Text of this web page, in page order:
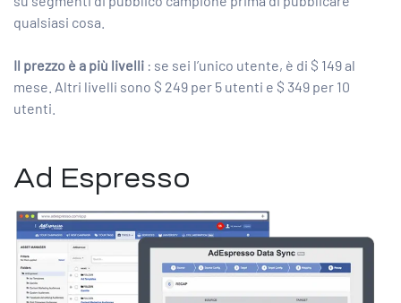
qualsiasi cosa.
Il prezzo è a più livelli : se sei l’unico utente, è di $ 149 al
mese. Altri livelli sono $ 249 per 5 utenti e $ 349 per 10
utenti.
Ad Espresso